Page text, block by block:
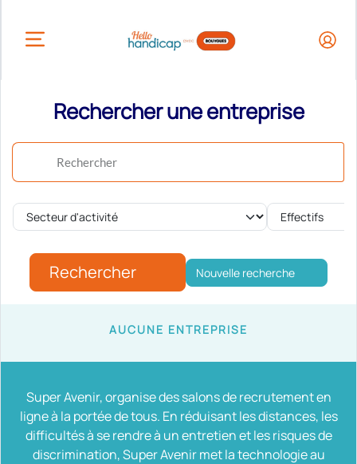
HEADER.OPEN_BUTTON
Rechercher une entreprise
Rechercher
Secteur d'activité Effectifs
Rechercher Nouvelle recherche
AUCUNE ENTREPRISE
Super Avenir, organise des salons de recrutement en
ligne à la portée de tous. En réduisant les distances, les
difficultés à se rendre à un entretien et les risques de
discrimination, Super Avenir met la technologie au